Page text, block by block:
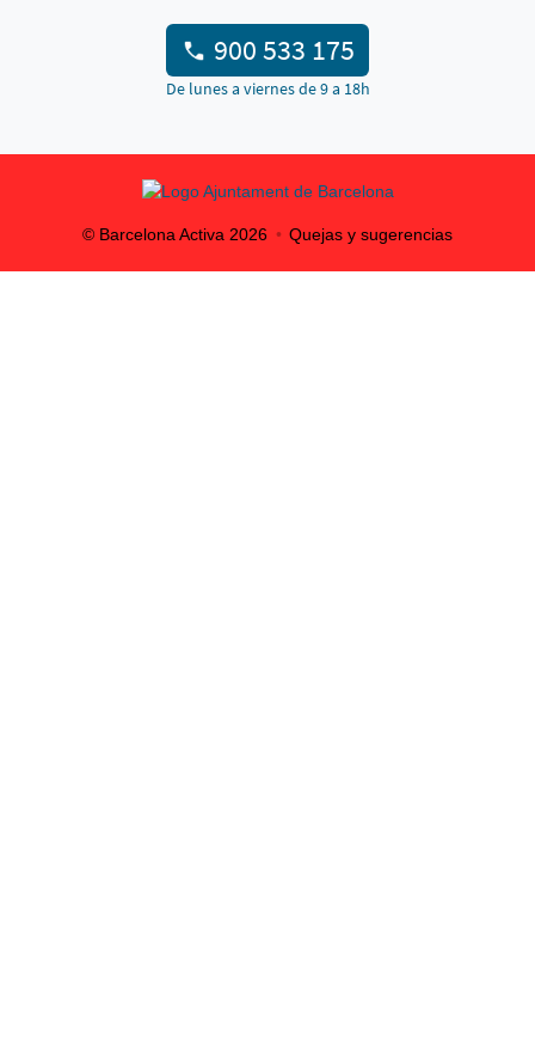
900 533 175
De lunes a viernes de 9 a 18h
© Barcelona Activa 2026 Quejas y sugerencias